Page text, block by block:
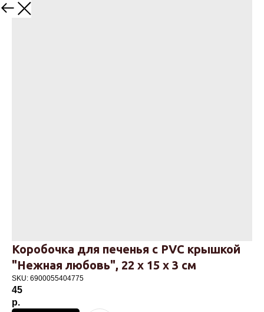
Назад
Коробочка для печенья с PVC крышкой
"Нежная любовь", 22 х 15 х 3 см
SKU: 6900055404775
45
р.